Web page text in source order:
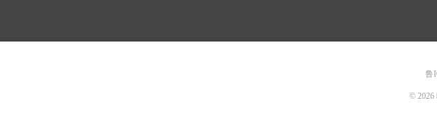
鲁
© 2026